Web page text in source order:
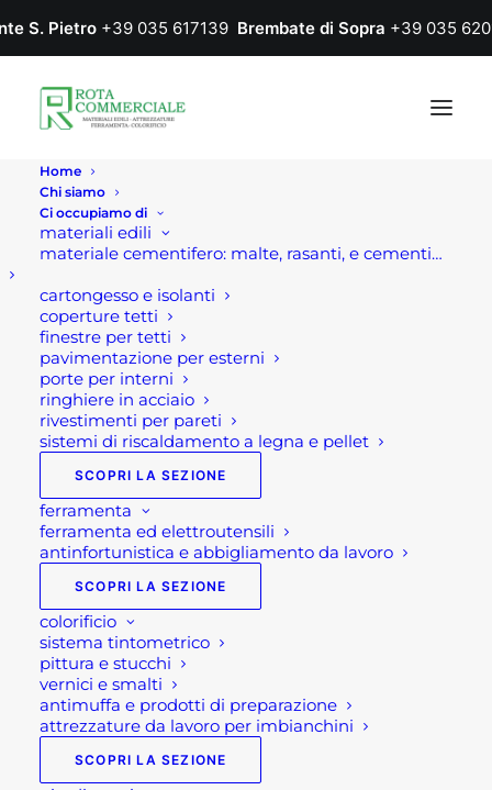
S. Pietro +39 035 617139 Brembate di Sopra +39 035
Home
Chi siamo
Ci occupiamo di
materiali edili
materiale cementifero: malte, rasanti, e cementi…
cartongesso e isolanti
coperture tetti
finestre per tetti
pavimentazione per esterni
porte per interni
ringhiere in acciaio
rivestimenti per pareti
sistemi di riscaldamento a legna e pellet
SCOPRI LA SEZIONE
ferramenta
ferramenta ed elettroutensili
antinfortunistica e abbigliamento da lavoro
SCOPRI LA SEZIONE
colorificio
sistema tintometrico
pittura e stucchi
vernici e smalti
antimuffa e prodotti di preparazione
attrezzature da lavoro per imbianchini
SCOPRI LA SEZIONE
IN